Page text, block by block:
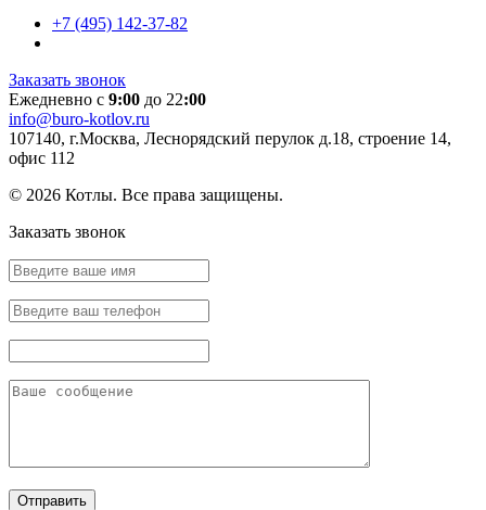
+7 (495) 142-37-82
Заказать звонок
Ежедневно с 9:00 до 22:00
info@buro-kotlov.ru
107140, г.Москва, Леснорядский перулок д.18, строение 14,
офис 112
© 2026 Котлы. Все права защищены.
Заказать звонок